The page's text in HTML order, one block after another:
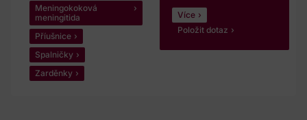
Meningokoková
meningitida
Příušnice
Spalničky
Zarděnky
Více
Položit dotaz